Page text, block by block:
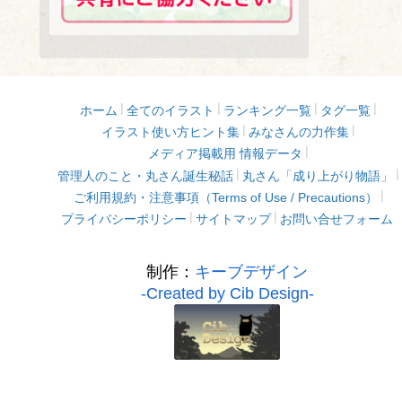
ホーム 全てのイラスト ランキング一覧
タグ一覧
イラスト使い方ヒント集
みなさんの力作集
メディア掲載用 情報データ
管理人のこと・丸さん誕生秘話
丸さん「成り上がり物語」
ご利用規約・注意事項（Terms of Use / Precautions）
プライバシーポリシー
サイトマップ お問い合せフォーム
制作： キーブデザイン
-Created by Cib Design-